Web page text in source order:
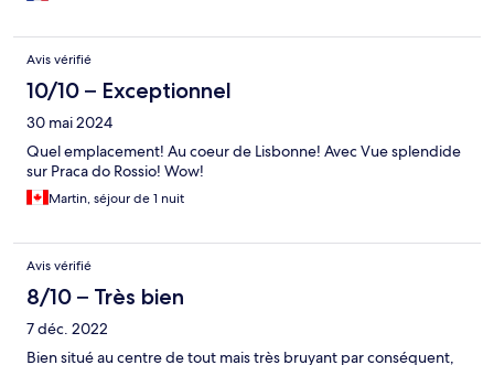
Avis vérifié
10/10 – Exceptionnel
30 mai 2024
Quel emplacement! Au coeur de Lisbonne! Avec Vue splendide
sur Praca do Rossio! Wow!
Martin, séjour de 1 nuit
Avis vérifié
8/10 – Très bien
7 déc. 2022
Bien situé au centre de tout mais très bruyant par conséquent,